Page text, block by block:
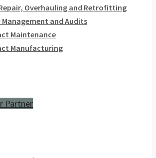
Overhauling and Retrofitting
Management and Audits
Maintenance
Manufacturing
Partner